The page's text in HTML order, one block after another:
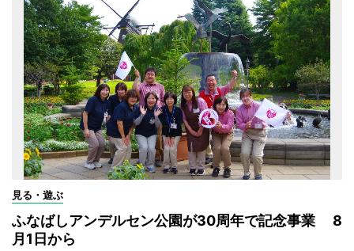
見る・遊ぶ
ふなばしアンデルセン公園が30周年で記念事業 8
月1日から